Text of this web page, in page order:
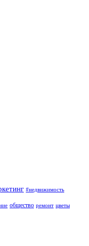
#недвижимость
общество ремонт цветы